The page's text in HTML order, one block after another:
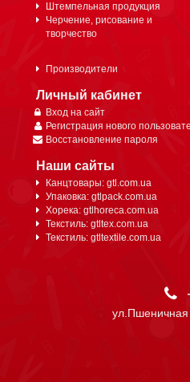
Штемпельная продукция
Черчение, рисование и
творчество
Производители
Личный кабинет
Вход на сайт
Регистрация нового
Восстановление пароля
Наши сайты
Канцтовары: gtl.com.ua
Упаковка: gtlpack.com.ua
Хорека: gtlhoreca.com.ua
Текстиль: gtltex.com.ua
Текстиль: gtltextile.com.ua
ул.Пшеничная